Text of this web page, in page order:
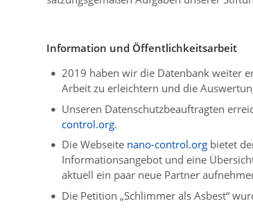
Information und Öffentlichkeitsarbeit
2019 haben wir die Datenbank weiter
Arbeit zu erleichtern und die
Unseren Datenschutzbeauftragten
control.org.
Die Webseite nano-control.org bietet
Informationsangebot und eine
aktuell ein paar neue Partner
Die Petition „Schlimmer als Asbest“